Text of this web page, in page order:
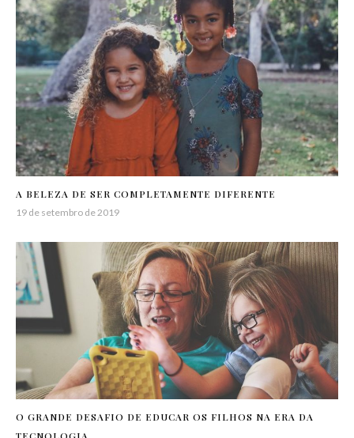
A BELEZA DE SER COMPLETAMENTE DIFERENTE
19 de setembro de 2019
O GRANDE DESAFIO DE EDUCAR OS FILHOS NA ERA DA